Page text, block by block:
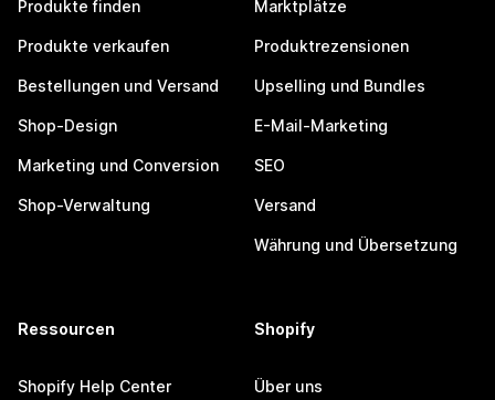
Produkte finden
Produkte verkaufen
Bestellungen und Versand
Shop-Design
Marketing und Conversion
Shop-Verwaltung
Marktplätze
Produktrezensionen
Upselling und Bundles
E-Mail-Marketing
SEO
Versand
Währung und Übersetzung
Ressourcen
Shopify Help Center
Shopify
Über uns